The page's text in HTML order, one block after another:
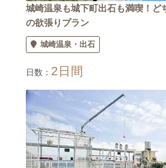
城崎温泉も城下町出石も満喫！ど
の欲張りプラン
城崎温泉 出石
日数： 2日間